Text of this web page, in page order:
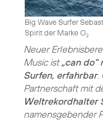
Big Wave Surfer
Spirit der Marke O2
Neuer
Music ist„can
Surfen, erfahrbar.
Partnerschaft mit
Weltrekordhalter
namensgebender